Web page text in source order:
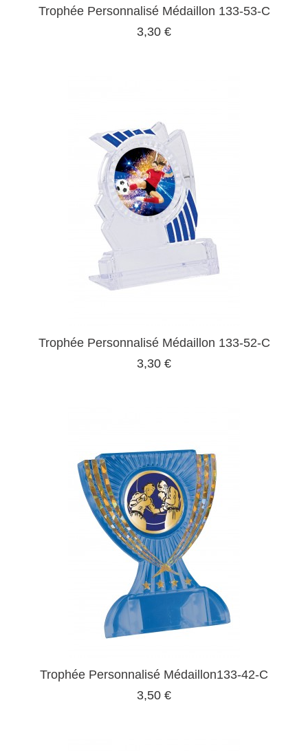
Trophée Personnalisé Médaillon 133-53-C
3,30 €
Trophée Personnalisé Médaillon 133-52-C
3,30 €
Trophée Personnalisé Médaillon133-42-C
3,50 €